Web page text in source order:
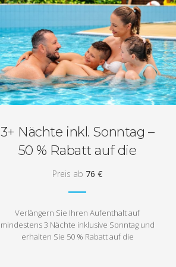
3+ Nächte inkl. Sonntag –
50 % Rabatt auf die
Sonntagsnacht!
Preis ab 76 €
Verlängern Sie Ihren Aufenthalt auf
mindestens 3 Nächte inklusive Sonntag und
erhalten Sie 50 % Rabatt auf die